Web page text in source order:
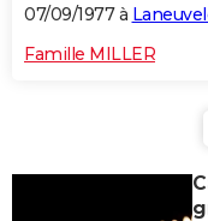
07/09/1977 à
Famille MILLER